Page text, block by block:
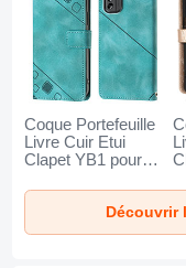
Coque Portefeuille
Livre Cuir Etui
Clapet YB1 pour
Découvrir